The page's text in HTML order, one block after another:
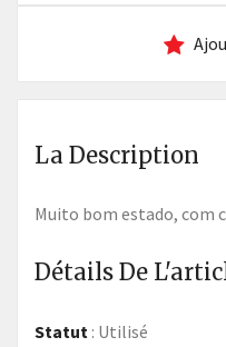
La Description
Muito bom estado,
Détails De
Statut : Utilisé